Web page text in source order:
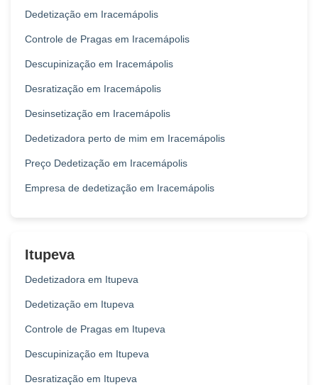
Dedetização em Iracemápolis
Controle de Pragas em Iracemápolis
Descupinização em Iracemápolis
Desratização em Iracemápolis
Desinsetização em Iracemápolis
Dedetizadora perto de mim em Iracemápolis
Preço Dedetização em Iracemápolis
Empresa de dedetização em Iracemápolis
Itupeva
Dedetizadora em Itupeva
Dedetização em Itupeva
Controle de Pragas em Itupeva
Descupinização em Itupeva
Desratização em Itupeva